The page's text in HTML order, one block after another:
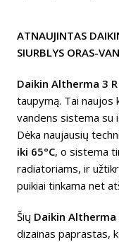
ATNAUJINTAS
SIURBLYS ORAS-
Daikin Altherma 3 R
taupymą. Tai naujos
vandens sistema su
Dėka naujausių
iki 65°C, o sistema
radiatoriams, ir
puikiai tinkama net
Šių Daikin Altherma
dizainas paprastas,